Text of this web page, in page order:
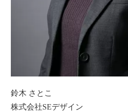
鈴木 さとこ
株式会社SEデザイン